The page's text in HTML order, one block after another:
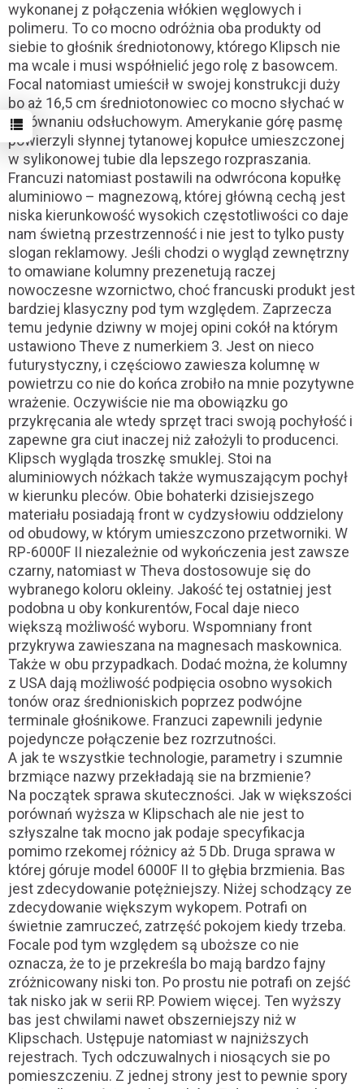
wykonanej z połączenia włókien węglowych i
polimeru. To co mocno odróżnia oba produkty od
siebie to głośnik średniotonowy, którego Klipsch nie
ma wcale i musi współnielić jego rolę z basowcem.
Focal natomiast umieścił w swojej konstrukcji duży
bo aż 16,5 cm średniotonowiec co mocno słychać w
porównaniu odsłuchowym. Amerykanie górę pasmę
powierzyli słynnej tytanowej kopułce umieszczonej
w sylikonowej tubie dla lepszego rozpraszania.
Francuzi natomiast postawili na odwrócona kopułkę
aluminiowo – magnezową, której główną cechą jest
niska kierunkowość wysokich częstotliwości co daje
nam świetną przestrzenność i nie jest to tylko pusty
slogan reklamowy. Jeśli chodzi o wygląd zewnętrzny
to omawiane kolumny prezenetują raczej
nowoczesne wzornictwo, choć francuski produkt jest
bardziej klasyczny pod tym względem. Zaprzecza
temu jedynie dziwny w mojej opini cokół na którym
ustawiono Theve z numerkiem 3. Jest on nieco
futurystyczny, i częściowo zawiesza kolumnę w
powietrzu co nie do końca zrobiło na mnie pozytywne
wrażenie. Oczywiście nie ma obowiązku go
przykręcania ale wtedy sprzęt traci swoją pochyłość i
zapewne gra ciut inaczej niż założyli to producenci.
Klipsch wygląda troszkę smuklej. Stoi na
aluminiowych nóżkach także wymuszającym pochył
w kierunku pleców. Obie bohaterki dzisiejszego
materiału posiadają front w cydzysłowiu oddzielony
od obudowy, w którym umieszczono przetworniki. W
RP-6000F II niezależnie od wykończenia jest zawsze
czarny, natomiast w Theva dostosowuje się do
wybranego koloru okleiny. Jakość tej ostatniej jest
podobna u oby konkurentów, Focal daje nieco
większą możliwość wyboru. Wspomniany front
przykrywa zawieszana na magnesach maskownica.
Także w obu przypadkach. Dodać można, że kolumny
z USA dają możliwość podpięcia osobno wysokich
tonów oraz średnioniskich poprzez podwójne
terminale głośnikowe. Franzuci zapewnili jedynie
pojedyncze połączenie bez rozrzutności.
A jak te wszystkie technologie, parametry i szumnie
brzmiące nazwy przekładają sie na brzmienie?
Na początek sprawa skuteczności. Jak w większości
porównań wyższa w Klipschach ale nie jest to
szłyszalne tak mocno jak podaje specyfikacja
pomimo rzekomej różnicy aż 5 Db. Druga sprawa w
której góruje model 6000F II to głębia brzmienia. Bas
jest zdecydowanie potężniejszy. Niżej schodzący ze
zdecydowanie większym wykopem. Potrafi on
świetnie zamruczeć, zatrzęść pokojem kiedy trzeba.
Focale pod tym względem są uboższe co nie
oznacza, że to je przekreśla bo mają bardzo fajny
zróżnicowany niski ton. Po prostu nie potrafi on zejść
tak nisko jak w serii RP. Powiem więcej. Ten wyższy
bas jest chwilami nawet obszerniejszy niż w
Klipschach. Ustępuje natomiast w najniższych
rejestrach. Tych odczuwalnych i niosących sie po
pomieszczeniu. Z jednej strony jest to pewnie spory